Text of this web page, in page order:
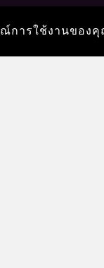
การใช้งานของ